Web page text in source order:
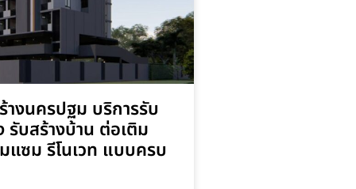
างนครปฐม บริการรับ
รับสร้างบ้าน ต่อเติม
แซม รีโนเวท แบบครบ